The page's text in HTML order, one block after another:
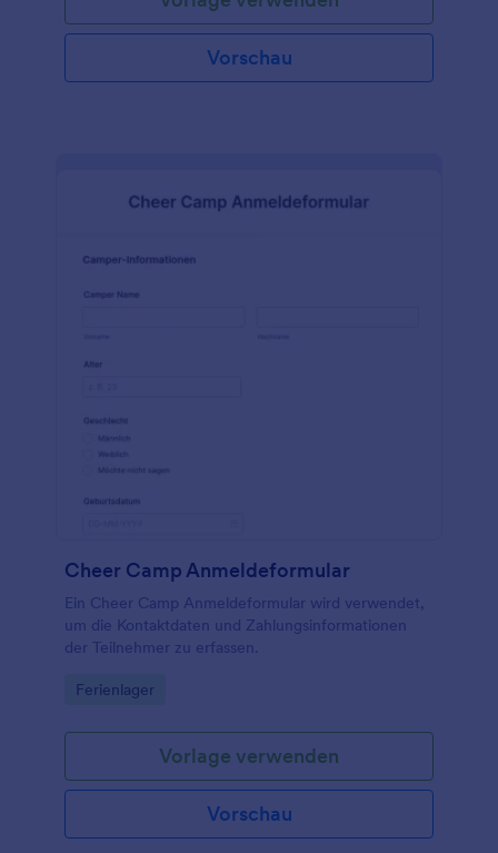
Vorschau
Cheer Camp Anmeldeformular
Ein Cheer Camp Anmeldeformular wird verwendet,
um die Kontaktdaten und Zahlungsinformationen
der Teilnehmer zu erfassen.
Go to Category:
Ferienlager
Vorlage verwenden
Vorschau